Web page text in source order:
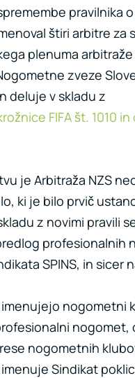
pravilnika
štiri arbitre za
plenuma
zveze
deluje v skladu z
FIFA št. 1010
je Arbitraža NZS
ki je bilo prvič
z novimi pravili
profesionalnih
SPINS, in sicer
nogometni
nogomet,
nogometnih
Sindikat